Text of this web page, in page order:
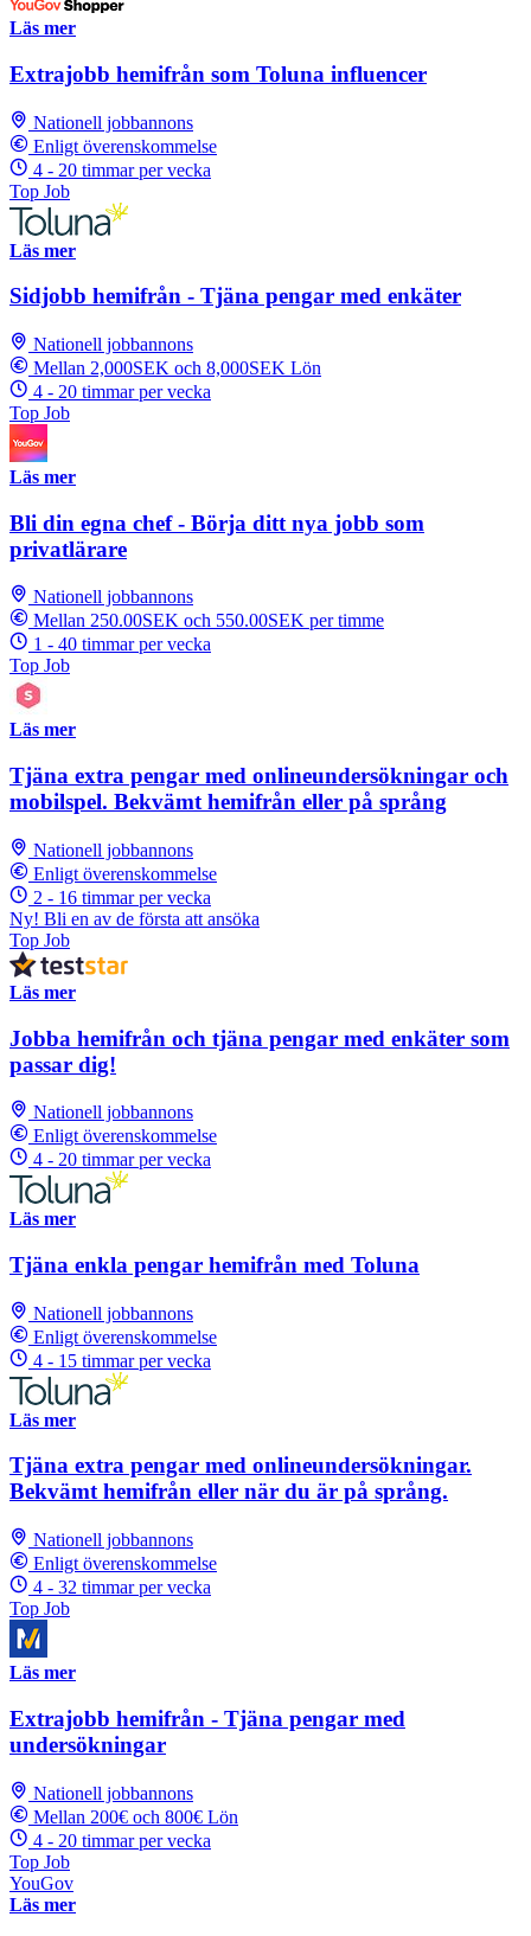
Läs mer
Extrajobb hemifrån som Toluna influencer
Nationell jobbannons
Enligt överenskommelse
4 - 20 timmar per vecka
Top Job
Läs mer
Sidjobb hemifrån - Tjäna pengar med enkäter
Nationell jobbannons
Mellan 2,000SEK och 8,000SEK Lön
4 - 20 timmar per vecka
Top Job
Läs mer
Bli din egna chef - Börja ditt nya jobb som
privatlärare
Nationell jobbannons
Mellan 250.00SEK och 550.00SEK per timme
1 - 40 timmar per vecka
Top Job
Läs mer
Tjäna extra pengar med onlineundersökningar och
mobilspel. Bekvämt hemifrån eller på språng
Nationell jobbannons
Enligt överenskommelse
2 - 16 timmar per vecka
Ny! Bli en av de första att ansöka
Top Job
Läs mer
Jobba hemifrån och tjäna pengar med enkäter som
passar dig!
Nationell jobbannons
Enligt överenskommelse
4 - 20 timmar per vecka
Läs mer
Tjäna enkla pengar hemifrån med Toluna
Nationell jobbannons
Enligt överenskommelse
4 - 15 timmar per vecka
Läs mer
Tjäna extra pengar med onlineundersökningar.
Bekvämt hemifrån eller när du är på språng.
Nationell jobbannons
Enligt överenskommelse
4 - 32 timmar per vecka
Top Job
Läs mer
Extrajobb hemifrån - Tjäna pengar med
undersökningar
Nationell jobbannons
Mellan 200€ och 800€ Lön
4 - 20 timmar per vecka
Top Job
YouGov
Läs mer